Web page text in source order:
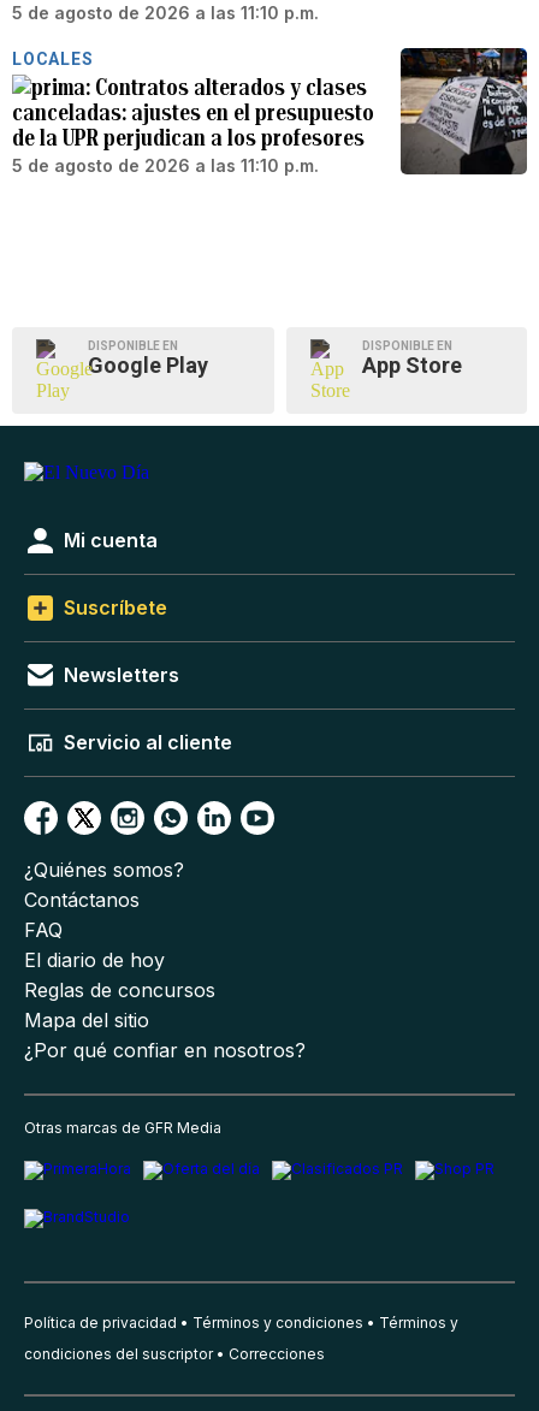
5 de agosto de 2026 a las 11:10 p.m.
LOCALES
Contratos alterados y clases
canceladas: ajustes en el presupuesto
de la UPR perjudican a los profesores
5 de agosto de 2026 a las 11:10 p.m.
DISPONIBLE EN
Google Play
DISPONIBLE EN
App Store
Mi cuenta
Suscríbete
Newsletters
Servicio al cliente
¿Quiénes somos?
Contáctanos
FAQ
El diario de hoy
Reglas de concursos
Mapa del sitio
¿Por qué confiar en nosotros?
Otras marcas de GFR Media
Política de privacidad Términos y condiciones
Términos y
condiciones del suscriptor
Correcciones